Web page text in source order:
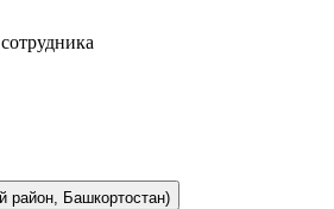
район, Башкортостан)